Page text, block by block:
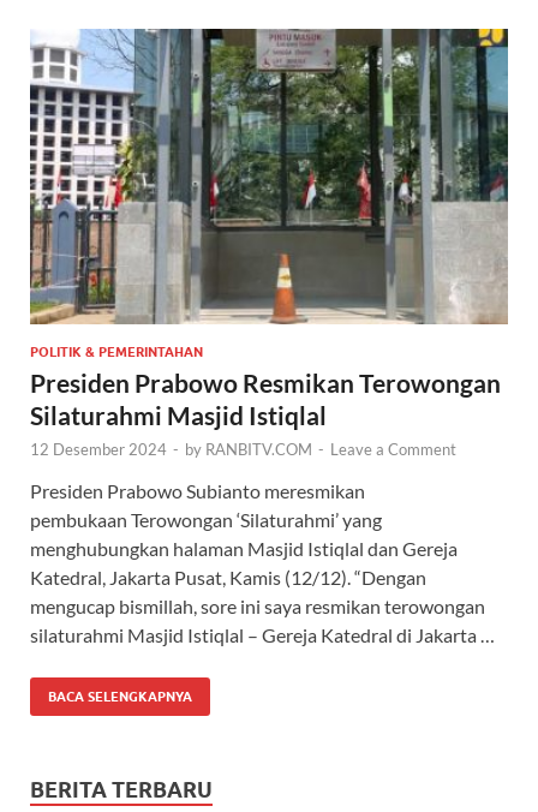
POLITIK & PEMERINTAHAN
Presiden Prabowo Resmikan Terowongan
Silaturahmi Masjid Istiqlal
12 Desember 2024 - by RANBITV.COM - Leave a Comment
Presiden Prabowo Subianto meresmikan
pembukaan Terowongan ‘Silaturahmi’ yang
menghubungkan halaman Masjid Istiqlal dan Gereja
Katedral, Jakarta Pusat, Kamis (12/12). “Dengan
mengucap bismillah, sore ini saya resmikan terowongan
silaturahmi Masjid Istiqlal – Gereja Katedral di Jakarta …
BACA SELENGKAPNYA
BERITA TERBARU